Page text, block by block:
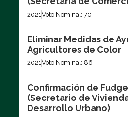
2021Voto Nominal: 70
Eliminar Medidas de
Agricultores de Color
2021Voto Nominal: 86
Confirmación de Fudge
(Secretario de
Desarrollo Urbano)